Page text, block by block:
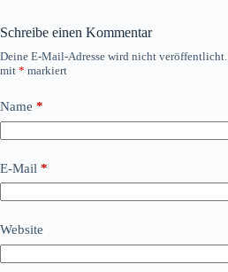
Schreibe einen Kommentar
Deine E-Mail-Adresse wird nicht veröffentlicht.
mit * markiert
Name *
E-Mail *
Website